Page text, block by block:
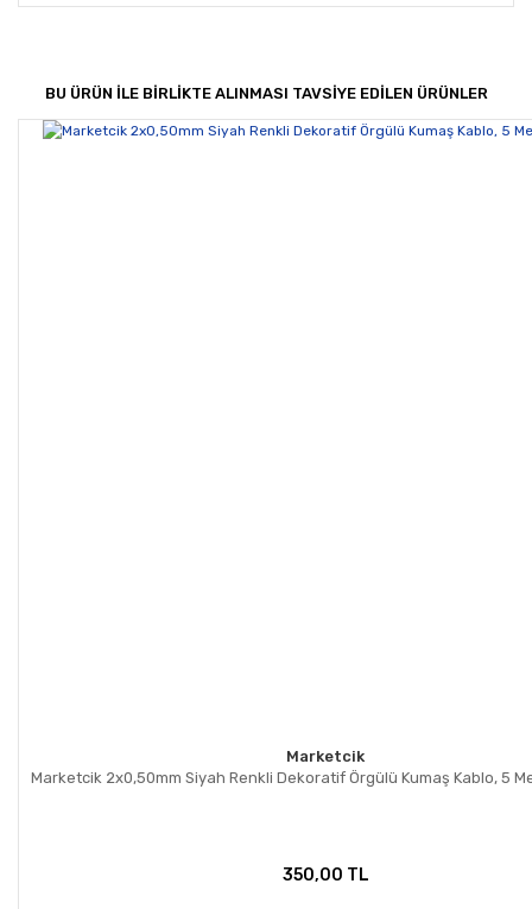
Yorum Yaz
Bu ürünün fiyat bilgisi, resim, ürün açıklamalarında ve
Ürün resmi kalitesiz, bozuk veya görüntülenemiyor.
BU ÜRÜN İLE BİRLİKTE ALINMASI TAVSİYE EDİLEN ÜRÜNLER
Marketcik
Marketcik 2x0,50mm Siyah Renkli Dekoratif Örgülü Kumaş Kablo, 5
350,00 TL